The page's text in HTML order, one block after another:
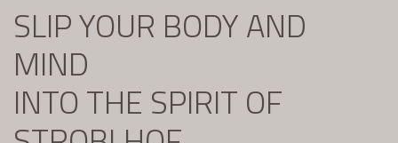
SLIP YOUR BODY AND
MIND
INTO THE SPIRIT OF